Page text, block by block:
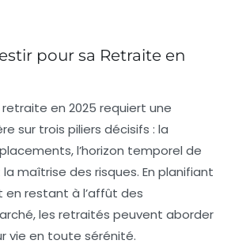
pour sa Retraite en
en 2025 requiert une
sur trois piliers décisifs : la
, l’horizon temporel de
la maîtrise des risques. En planifiant
restant à l’affût des
, les retraités peuvent aborder
vie en toute sérénité.